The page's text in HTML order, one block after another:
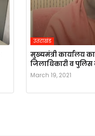
उतराखंड
मुख्यमंत्री कार्यालय
जिलाधिकारी व पुलिस
March 19, 2021